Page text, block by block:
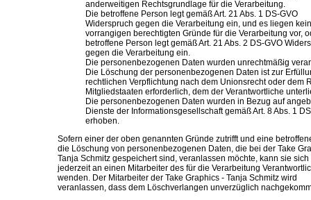
anderweitigen Rechtsgrundlage für die Verarbeitung.
Die betroffene Person legt gemäß Art. 21 Abs. 1 DS-GVO
Widerspruch gegen die Verarbeitung ein, und es liegen
vorrangigen berechtigten Gründe für die Verarbeitung vor,
betroffene Person legt gemäß Art. 21 Abs. 2 DS-GVO
gegen die Verarbeitung ein.
Die personenbezogenen Daten wurden unrechtmäßig
Die Löschung der personenbezogenen Daten ist zur
rechtlichen Verpflichtung nach dem Unionsrecht oder dem
Mitgliedstaaten erforderlich, dem der Verantwortliche
Die personenbezogenen Daten wurden in Bezug auf
Dienste der Informationsgesellschaft gemäß Art. 8 Abs. 1
erhoben.
Sofern einer der oben genannten Gründe zutrifft und eine
die Löschung von personenbezogenen Daten, die bei der Take
Tanja Schmitz gespeichert sind, veranlassen möchte, kann sie
jederzeit an einen Mitarbeiter des für die Verarbeitung
wenden. Der Mitarbeiter der Take Graphics - Tanja Schmitz wird
veranlassen, dass dem Löschverlangen unverzüglich